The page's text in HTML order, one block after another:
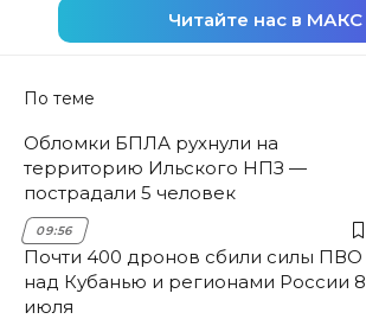
Читайте нас в МАКС
По теме
Обломки БПЛА рухнули на
территорию Ильского НПЗ —
пострадали 5 человек
09:56
Почти 400 дронов сбили силы ПВО
над Кубанью и регионами России 8
июля